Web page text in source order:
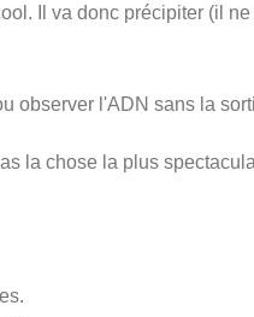
Il va donc précipiter (il
observer l'ADN sans la
la chose la plus